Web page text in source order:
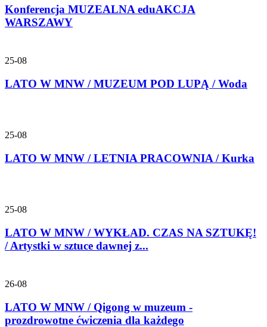
Konferencja MUZEALNA eduAKCJA
WARSZAWY
25-08
LATO W MNW / MUZEUM POD LUPĄ / Woda
25-08
LATO W MNW / LETNIA PRACOWNIA / Kurka
25-08
LATO W MNW / WYKŁAD. CZAS NA SZTUKĘ!
/ Artystki w sztuce dawnej z...
26-08
LATO W MNW / Qigong w muzeum -
prozdrowotne ćwiczenia dla każdego